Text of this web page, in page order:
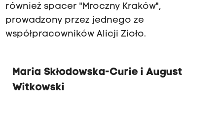
również spacer "Mroczny Kraków",
prowadzony przez jednego ze
współpracowników Alicji Zioło.
Maria Skłodowska-Curie i August
Witkowski